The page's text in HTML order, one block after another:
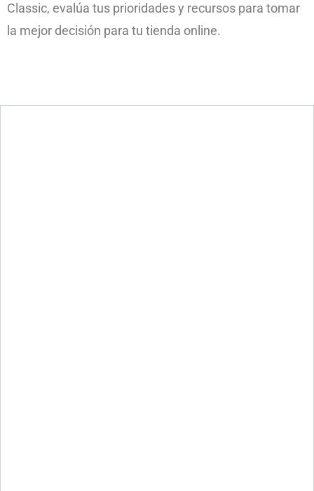
Classic, evalúa tus prioridades y recursos para tomar
la mejor decisión para tu tienda online.